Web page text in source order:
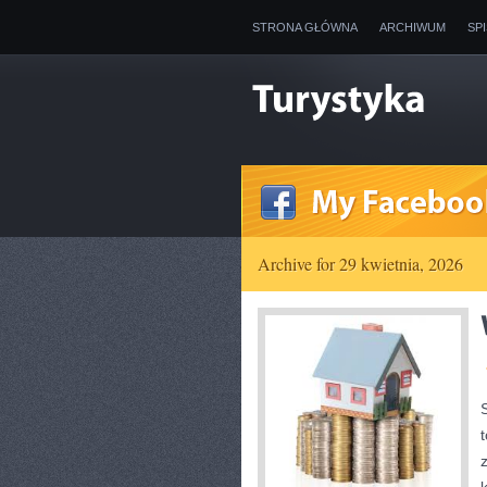
STRONA GŁÓWNA ARCHIWUM
Archive for 29 kwietnia, 2026